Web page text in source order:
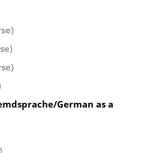
German as a